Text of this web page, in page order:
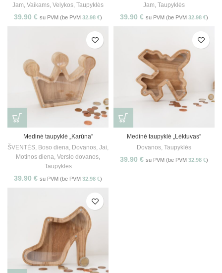
Jam, Vaikams, Velykos, Taupyklės
39.90 € su PVM (be PVM 32.98 €)
Jam, Taupyklės
39.90 € su PVM (be PVM 32.98 €)
Medinė taupyklė „Karūna”
ŠVENTĖS, Boso diena, Dovanos, Jai,
Motinos diena, Verslo dovanos,
Taupyklės
39.90 € su PVM (be PVM 32.98 €)
Medinė taupyklė „Lėktuvas”
Dovanos, Taupyklės
39.90 € su PVM (be PVM 32.98 €)